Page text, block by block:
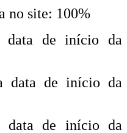
no site: 100%
data de início da
data de início da
data de início da